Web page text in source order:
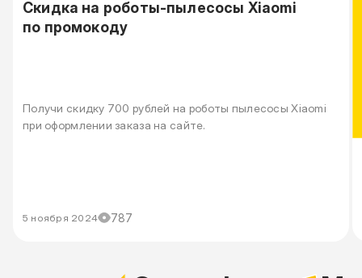
Скидка на роботы-пылесосы Xiaomi
по промокоду
Получи скидку 700 рублей на роботы пылесосы Xiaomi
при оформлении заказа на сайте.
5 ноября 2024 787